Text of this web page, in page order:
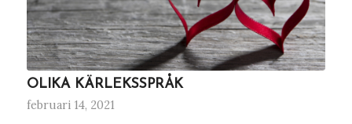
OLIKA KÄRLEKSSPRÅK
februari 14, 2021